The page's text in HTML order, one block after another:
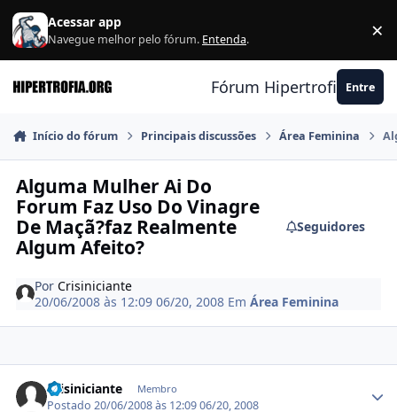
Ir para conteúdo
Acessar app
Navegue melhor pelo fórum. Entenda. ×
Fórum Hipertrofia.org
Entre
Início do fórum Principais discussões Área Feminina
Alguma Mulher Ai Do
Forum Faz Uso Do Vinagre
De Maçã?faz Realmente
Algum Afeito?
Seguidores
PorCrisiniciante
20/06/2008 às 12:0906/20, 2008 EmÁrea Feminina
Crisiniciante Membro
Postado20/06/2008 às 12:0906/20, 2008